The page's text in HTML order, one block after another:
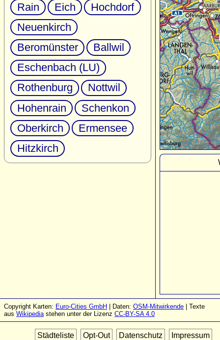
Rain
Eich
Hochdorf
Neuenkirch
Beromünster
Ballwil
Eschenbach (LU)
Rothenburg
Nottwil
Hohenrain
Schenkon
Oberkirch
Ermensee
Hitzkirch
Copyright Karten: Euro-Cities GmbH | Daten: OSM-Mitwirkende | Texte
aus Wikipediastehen unter der Lizenz CC-BY-SA 4.0
Städteliste Opt-Out Datenschutz Impressum